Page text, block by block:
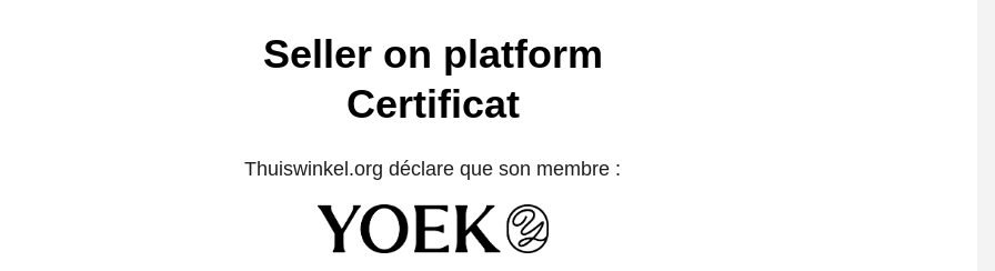
Seller on platform
Certificat
Thuiswinkel.org déclare que son membre :